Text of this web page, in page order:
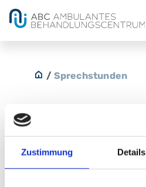
Zustimmung Details
/ Sprechstunden
Psychotherapie im
Nibelungenviertel